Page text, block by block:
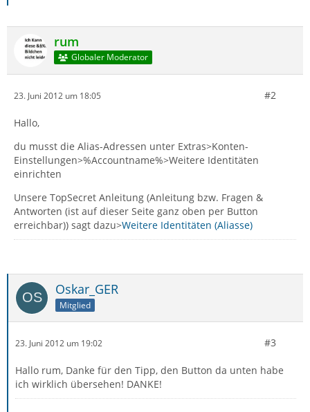
rum
Globaler Moderator
23. Juni 2012 um 18:05 #2
Hallo,
du musst die Alias-Adressen unter Extras>Konten-
Einstellungen>%Accountname%>Weitere Identitäten
einrichten
Unsere TopSecret Anleitung (Anleitung bzw. Fragen &
Antworten (ist auf dieser Seite ganz oben per Button
erreichbar)) sagt dazu>Weitere Identitäten (Aliasse)
Oskar_GER
Mitglied
23. Juni 2012 um 19:02 #3
Hallo rum, Danke für den Tipp, den Button da unten habe
ich wirklich übersehen! DANKE!